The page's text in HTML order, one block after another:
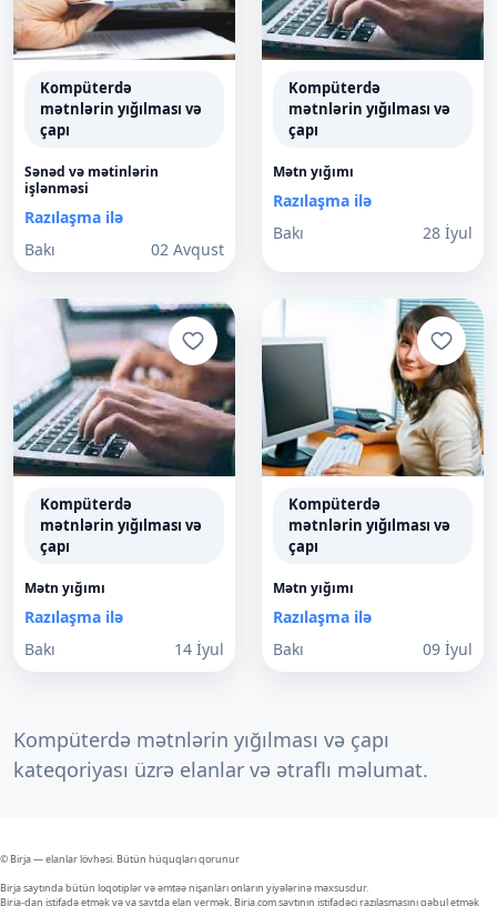
Kompüterdə
mətnlərin yığılması və
çapı
Sənəd və mətinlərin
işlənməsi
Razılaşma ilə
Bakı
02 Avqust
Kompüterdə
mətnlərin yığılması və
çapı
Mətn yığımı
Razılaşma ilə
Bakı
28 İyul
Kompüterdə
mətnlərin yığılması və
çapı
Mətn yığımı
Razılaşma ilə
Bakı
14 İyul
Kompüterdə
mətnlərin yığılması və
çapı
Mətn yığımı
Razılaşma ilə
Bakı
09 İyul
Kompüterdə mətnlərin yığılması və çapı
kateqoriyası üzrə elanlar və ətraflı məlumat.
© Birja — elanlar lövhəsi. Bütün hüquqları qorunur
Birja saytında bütün loqotiplər və əmtəə nişanları onların yiyələrinə məxsusdur.
Birja-dan istifadə etmək və ya saytda elan vermək, Birja.com saytının istifadəçi razılaşmasını qəbul etmək